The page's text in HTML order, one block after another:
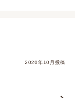
2020年10月投稿